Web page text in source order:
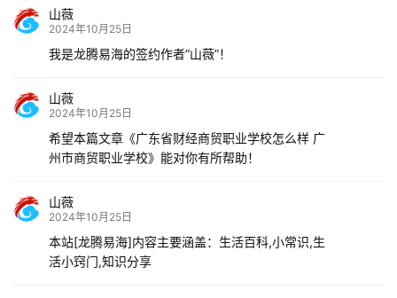
山薇
2024年10月25日
我是龙腾易海的签约作者“山薇”！
山薇
2024年10月25日
希望本篇文章《广东省财经商贸职业学校怎么样 广
州市商贸职业学校》能对你有所帮助！
山薇
2024年10月25日
本站[龙腾易海]内容主要涵盖：生活百科,小常识,生
活小窍门,知识分享